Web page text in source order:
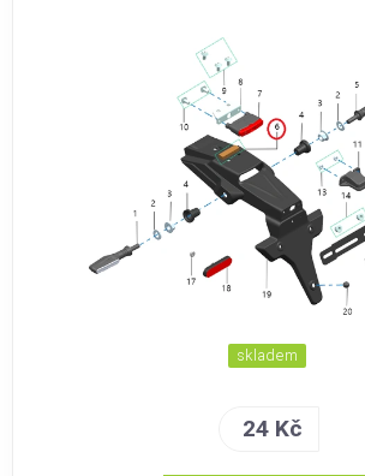
skladem
24 Kč